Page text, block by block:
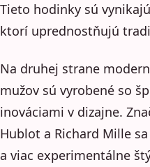
Tieto hodinky sú
ktorí uprednostňujú
Na druhej strane
mužov sú vyrobené so
inováciami v dizajne.
Hublot a Richard Mille
a viac experimentálne